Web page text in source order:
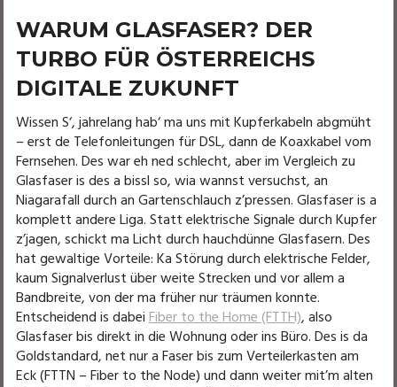
WARUM GLASFASER? DER
TURBO FÜR ÖSTERREICHS
DIGITALE ZUKUNFT
Wissen S‘, jahrelang hab‘ ma uns mit Kupferkabeln abgmüht
– erst de Telefonleitungen für DSL, dann de Koaxkabel vom
Fernsehen. Des war eh ned schlecht, aber im Vergleich zu
Glasfaser is des a bissl so, wia wannst versuchst, an
Niagarafall durch an Gartenschlauch z’pressen. Glasfaser is a
komplett andere Liga. Statt elektrische Signale durch Kupfer
z’jagen, schickt ma Licht durch hauchdünne Glasfasern. Des
hat gewaltige Vorteile: Ka Störung durch elektrische Felder,
kaum Signalverlust über weite Strecken und vor allem a
Bandbreite, von der ma früher nur träumen konnte.
Entscheidend is dabeiFiber to the Home (FTTH), also
Glasfaser bis direkt in die Wohnung oder ins Büro. Des is da
Goldstandard, net nur a Faser bis zum Verteilerkasten am
Eck (FTTN – Fiber to the Node) und dann weiter mit’m alten